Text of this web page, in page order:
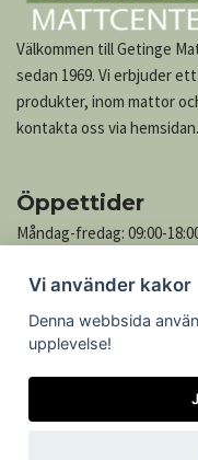
Välkommen till Getinge
sedan 1969. Vi erbjuder
produkter, inom mattor
kontakta oss via
Öppettider
Måndag-fredag: 09:00-
Söndag: Stängt
Kontakta oss
Vi använder kakor
Denna webbsida
upplevelse!